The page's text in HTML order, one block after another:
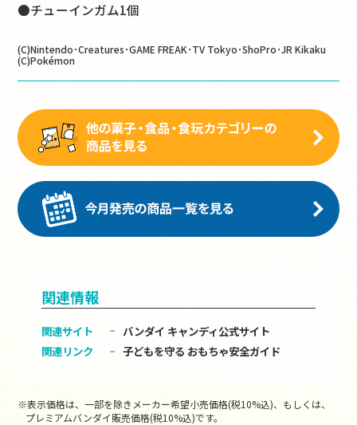
●チューインガム1個
(C)Nintendo･Creatures･GAME FREAK･TV Tokyo･ShoPro･JR Kikaku
(C)Pokémon
関連情報
関連サイト
バンダイ キャンディ公式サイト
関連リンク
子どもを守る おもちゃ安全ガイド
※表示価格は、一部を除きメーカー希望小売価格(税10%込)、もしくは、
プレミアムバンダイ販売価格(税10%込)です。